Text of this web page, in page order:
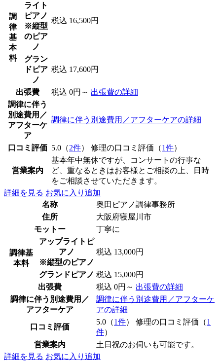
調
律
基
本
料
ライト
ピアノ
※縦型
のピア
ノ
税込 16,500円
グラン
ドピア
ノ
税込 17,600円
出張費 税込 0円～ 出張費の詳細
調律に伴う
別途費用／
アフターケ
ア
調律に伴う別途費用／アフターケアの詳細
口コミ評価 5.0（2件） 修理の口コミ評価（1件）
営業案内
基本年中無休ですが、コンサートの行事な
ど、重なるときはお客様とご相談の上、日時
をご相談させていただきます。
詳細を見る お気に入り追加
名称
奥田ピアノ調律事務所
住所
大阪府寝屋川市
モットー
丁寧に
調律基
本料
アップライトピ
アノ
※縦型のピアノ
税込 13,000円
グランドピアノ 税込 15,000円
出張費
税込 0円～ 出張費の詳細
調律に伴う別途費用／
アフターケア
調律に伴う別途費用／アフターケ
アの詳細
口コミ評価
5.0（1件） 修理の口コミ評価（1
件）
営業案内
土日祝のお伺いも可能です。
詳細を見る お気に入り追加